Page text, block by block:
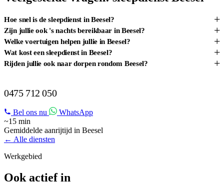
Hoe snel is de sleepdienst in Beesel? +
Zijn jullie ook 's nachts bereikbaar in Beesel? +
Welke voertuigen helpen jullie in Beesel? +
Wat kost een sleepdienst in Beesel? +
Rijden jullie ook naar dorpen rondom Beesel? +
0475 712 050
Bel ons nu
WhatsApp
~15 min
Gemiddelde aanrijtijd in Beesel
← Alle diensten
Werkgebied
Ook actief in